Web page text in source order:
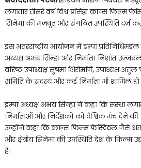
लगातार तीसरे वर्ष विश्व प्रसिद्ध कान्स फिल्म
सिनेमा की मजबूत और संगठित उपस्थिति दर्ज
इस अंतरराष्ट्रीय आयोजन में इम्पा
अध्यक्ष अभय सिन्हा और निर्माता निशांत
वरिष्ठ उपाध्यक्ष सुषमा शिरोमणि, उपाध्यक्ष
समिति के सदस्य और कई निर्माता भी शामिल हो
इम्पा अध्यक्ष अभय सिन्हा ने कहा कि संस्था
निर्माताओं और निर्देशकों को वैश्विक मंच देने की
उन्होंने कहा कि कान्स फिल्म फेस्टिवल जैसे
और क्षेत्रीय सिनेमा की उपस्थिति देश के फिल्म
है।